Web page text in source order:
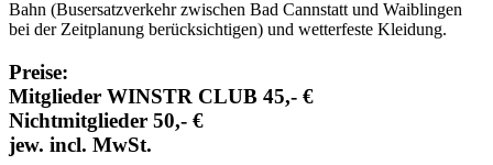
Bahn (Busersatzverkehr zwischen Bad Cannstatt und Waiblingen
bei der Zeitplanung berücksichtigen) und wetterfeste Kleidung.
Preise:
Mitglieder WINSTR CLUB 45,- €
Nichtmitglieder 50,- €
jew. incl. MwSt.